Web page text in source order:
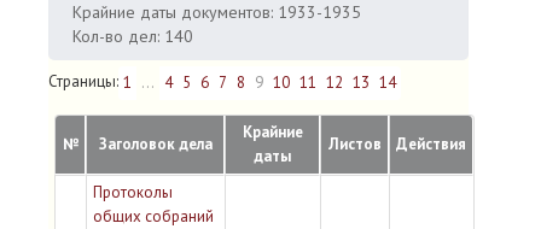
Крайние даты документов: 1933-1935
Кол-во дел: 140
Страницы: 1 ... 4 5 6 7 8 9 10 11 12 13 14
№ Заголовок дела
Крайние
даты
Листов Действия
Протоколы
общих собраний